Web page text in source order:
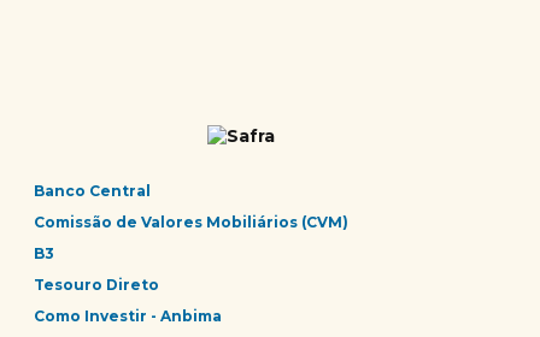
Banco Central
Comissão de Valores Mobiliários (CVM)
B3
Tesouro Direto
Como Investir - Anbima